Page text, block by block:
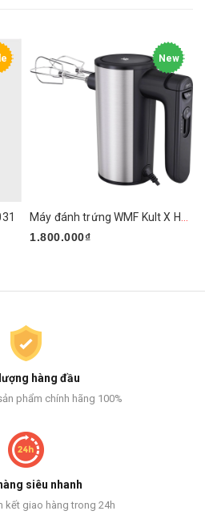
New
1.800.000₫
hàng đầu
phẩm chính hãng 100%
siêu nhanh
kết giao hàng trong 24h